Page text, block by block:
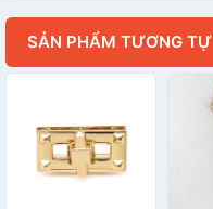
SẢN PHẨM TƯƠNG TỰ